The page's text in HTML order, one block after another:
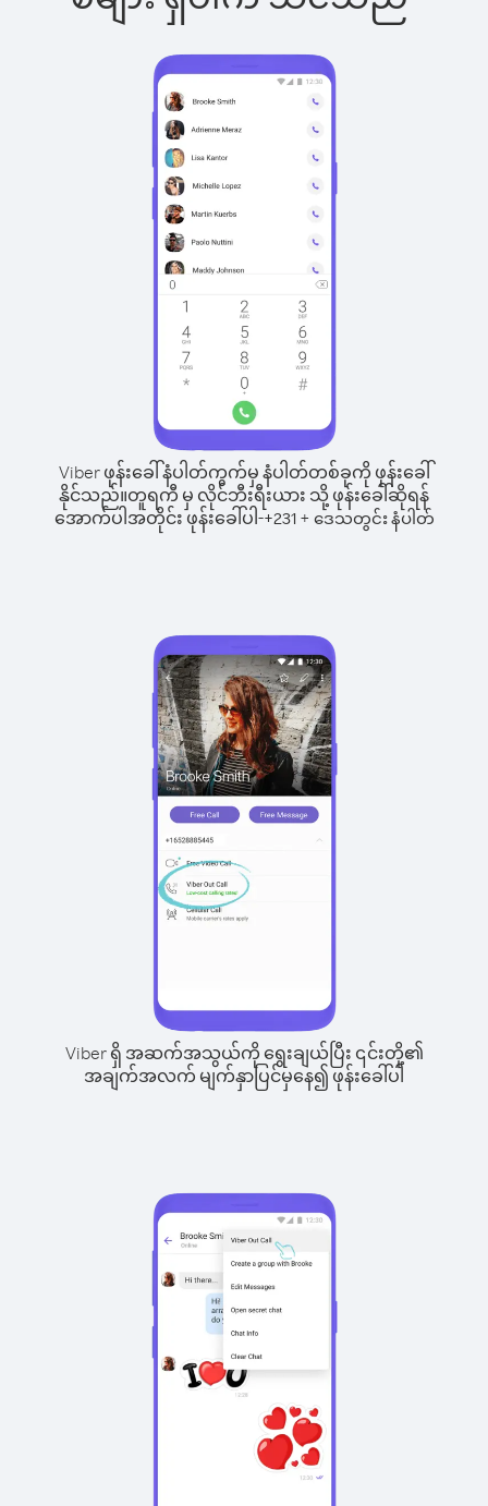
Viber ဖုန်းခေါ်နံပါတ်ကွက်မှ နံပါတ်တစ်ခုကို ဖုန်းခေါ်
နိုင်သည်။တူရကီ မှ လိုင်ဘီးရီးယား သို့ ဖုန်းခေါ်ဆိုရန်
အောက်ပါအတိုင်း ဖုန်းခေါ်ပါ-+231+ ဒေသတွင်း နံပါတ်
Viber ရှိ အဆက်အသွယ်ကို ရွေးချယ်ပြီး ၎င်းတို့၏
အချက်အလက် မျက်နှာပြင်မှနေ၍ ဖုန်းခေါ်ပါ